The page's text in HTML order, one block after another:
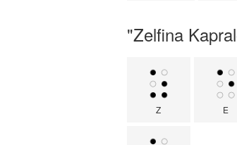
"Zelfina
Z E